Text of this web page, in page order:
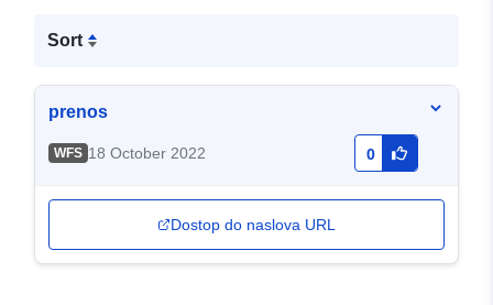
Sort
prenos
WFS 18 October 2022 0
Dostop do naslova URL